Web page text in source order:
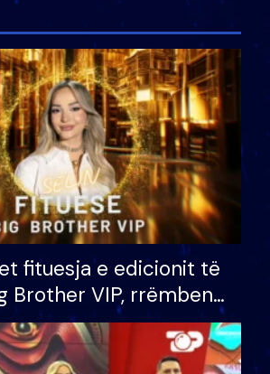
fituesja e edicionit të
Brother VIP, rrëmben
prej 100 mijë eurosh